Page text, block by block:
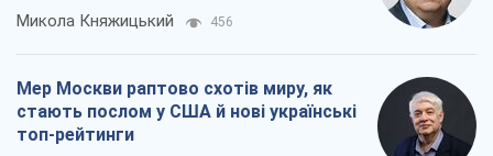
Микола Княжицький 456
Мер Москви раптово схотів миру, як
стають послом у США й нові українські
топ-рейтинги